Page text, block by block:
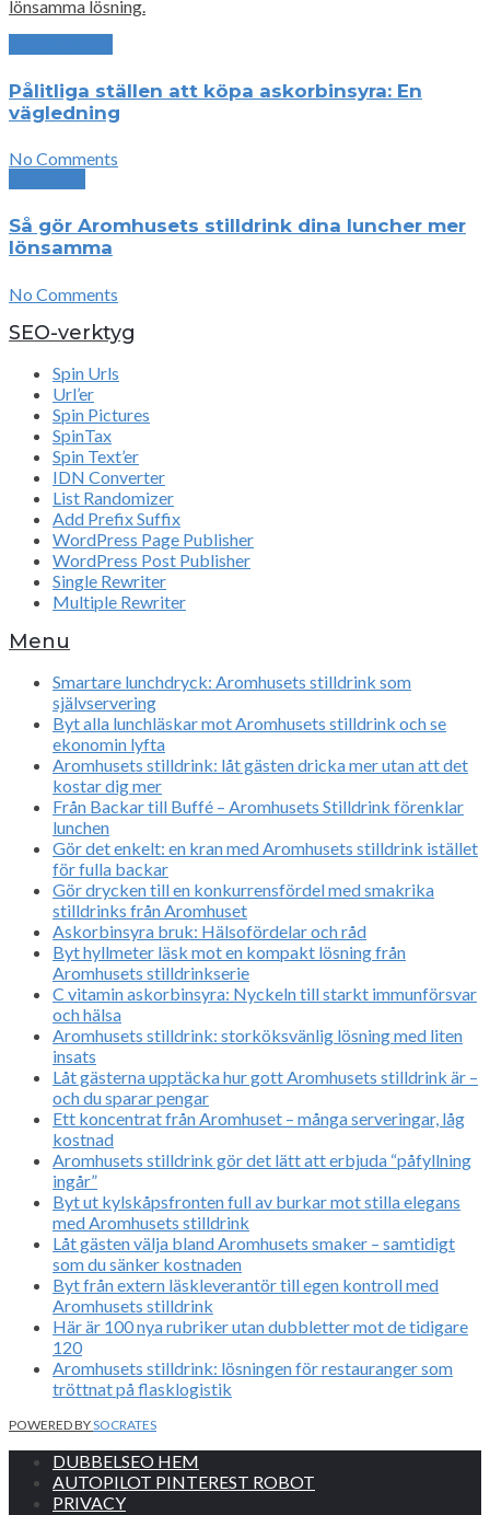
lönsamma lösning.
Pålitliga ställen att köpa askorbinsyra: En
vägledning
No Comments
Så gör Aromhusets stilldrink dina luncher mer
lönsamma
No Comments
SEO-verktyg
Spin Urls
Url’er
Spin Pictures
SpinTax
Spin Text’er
IDN Converter
List Randomizer
Add Prefix Suffix
WordPress Page Publisher
WordPress Post Publisher
Single Rewriter
Multiple Rewriter
Menu
Smartare lunchdryck: Aromhusets stilldrink som
självservering
Byt alla lunchläskar mot Aromhusets stilldrink och se
ekonomin lyfta
Aromhusets stilldrink: låt gästen dricka mer utan att det
kostar dig mer
Från Backar till Buffé – Aromhusets Stilldrink förenklar
lunchen
Gör det enkelt: en kran med Aromhusets stilldrink istället
för fulla backar
Gör drycken till en konkurrensfördel med smakrika
stilldrinks från Aromhuset
Askorbinsyra bruk: Hälsofördelar och råd
Byt hyllmeter läsk mot en kompakt lösning från
Aromhusets stilldrinkserie
C vitamin askorbinsyra: Nyckeln till starkt immunförsvar
och hälsa
Aromhusets stilldrink: storköksvänlig lösning med liten
insats
Låt gästerna upptäcka hur gott Aromhusets stilldrink är –
och du sparar pengar
Ett koncentrat från Aromhuset – många serveringar, låg
kostnad
Aromhusets stilldrink gör det lätt att erbjuda “påfyllning
ingår”
Byt ut kylskåpsfronten full av burkar mot stilla elegans
med Aromhusets stilldrink
Låt gästen välja bland Aromhusets smaker – samtidigt
som du sänker kostnaden
Byt från extern läskleverantör till egen kontroll med
Aromhusets stilldrink
Här är 100 nya rubriker utan dubbletter mot de tidigare
120
Aromhusets stilldrink: lösningen för restauranger som
tröttnat på flasklogistik
POWERED BYSOCRATES
DUBBELSEO HEM
AUTOPILOT PINTEREST ROBOT
PRIVACY